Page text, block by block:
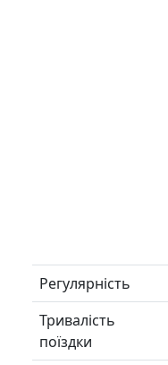
Регулярність
Тривалість
поїздки